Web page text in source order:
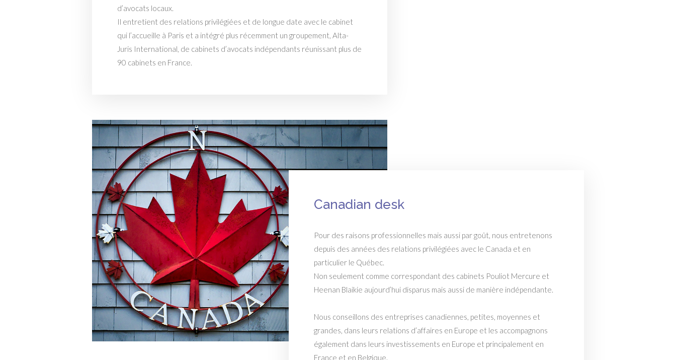
d’avocats locaux.
Il entretient des relations privilégiées et de longue date avec le cabinet
qui l’accueille à Paris et a intégré plus récemment un groupement, Alta-
Juris International, de cabinets d’avocats indépendants réunissant plus de
90 cabinets en France.
Canadian desk
Pour des raisons professionnelles mais aussi par goût, nous entretenons
depuis des années des relations privilégiées avec le Canada et en
particulier le Québec.
Non seulement comme correspondant des cabinets Pouliot Mercure et
Heenan Blaikie aujourd’hui disparus mais aussi de manière indépendante.
Nous conseillons des entreprises canadiennes, petites, moyennes et
grandes, dans leurs relations d’affaires en Europe et les accompagnons
également dans leurs investissements en Europe et principalement en
France et en Belgique.